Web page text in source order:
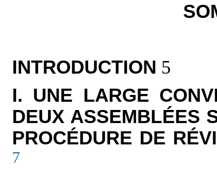
INTRODUCTION 5
I. UNE LARGE
DEUX ASSEMBLÉES
PROCÉDURE DE
7